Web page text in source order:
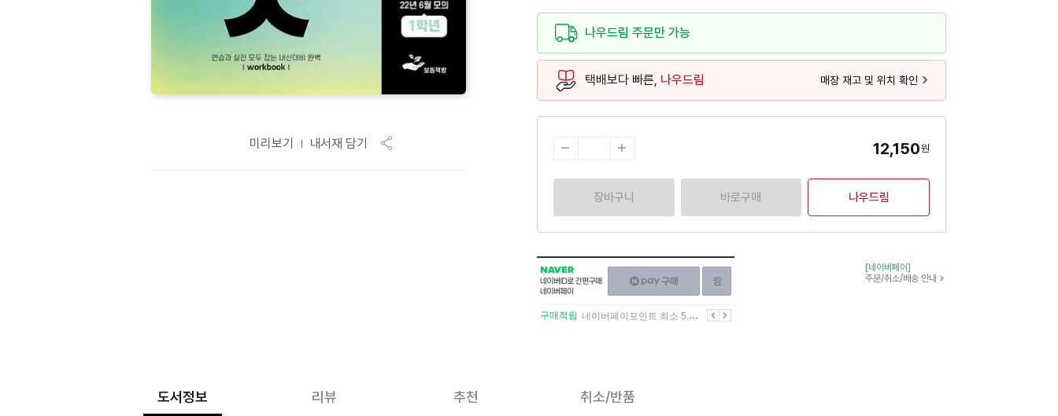
미리보기 내서재 담기
나우드림 주문만 가능
택배보다 빠른, 나우드림 매장 재고 및 위치 확인
12,150원
장바구니 바로구매 나우드림
NAVER
네이버
ID로
간편구매
네이버페이
구매하기
이전
구매적립 네이버페이포인트 최소 5.5% 적립 다음
[네이버페이]
주문/취소/배송 안내
도서정보 리뷰 추천 취소/반품